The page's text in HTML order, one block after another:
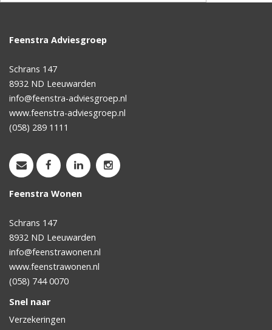
Feenstra Adviesgroep
Schrans 147
8932 ND Leeuwarden
info@feenstra-adviesgroep.nl
www.feenstra-adviesgroep.nl
(058) 289 1111
Feenstra Wonen
Schrans 147
8932 ND Leeuwarden
info@feenstrawonen.nl
www.feenstrawonen.nl
(058) 744 0070
Snel naar
Verzekeringen